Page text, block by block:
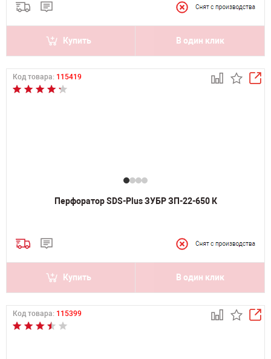
Купить В один клик
Код товара: 115419
Перфоратор SDS-Plus ЗУБР ЗП-22-650 К
Купить В один клик
Код товара: 115399